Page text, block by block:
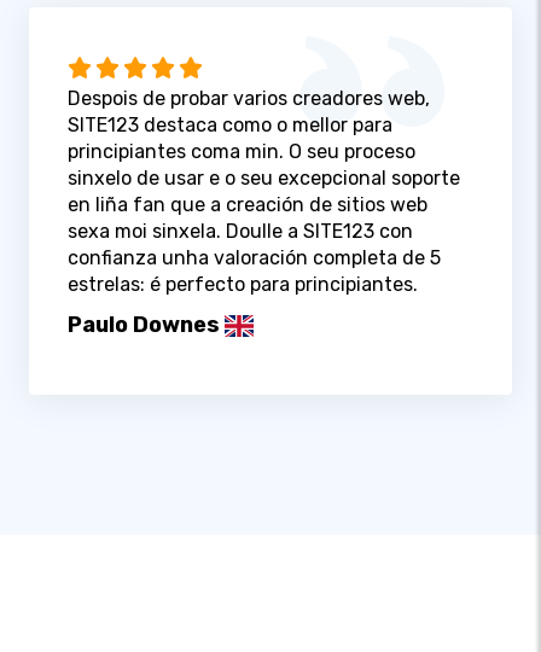
Despois de probar varios creadores web,
SITE123 destaca como o mellor para
principiantes coma min. O seu proceso
sinxelo de usar e o seu excepcional soporte
en liña fan que a creación de sitios web
sexa moi sinxela. Doulle a SITE123 con
confianza unha valoración completa de 5
estrelas: é perfecto para principiantes.
Paulo Downes